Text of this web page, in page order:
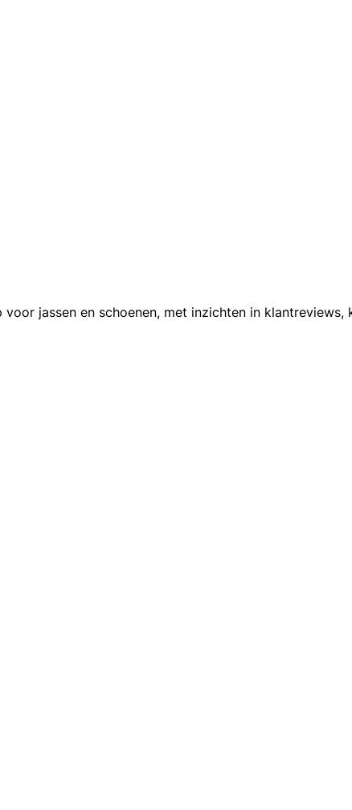
jassen en schoenen, met inzichten in